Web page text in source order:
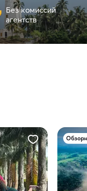
Без комиссий
агентств